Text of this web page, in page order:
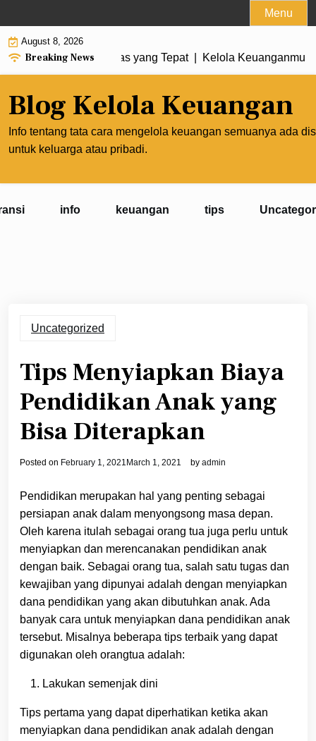
to
content
Menu
August 8, 2026
Breaking News
Membuat Prioritas yang Tepat |Kelola Keuanganmu
Blog Kelola Keuangan
Info tentang tata cara mengelola keuangan semuanya ada
untuk keluarga atau pribadi.
info keuangan tips
Uncategorized
Tips Menyiapkan Biaya
Pendidikan Anak yang
Bisa Diterapkan
Posted on February 1, 2021 March 1, 2021 by admin
Pendidikan merupakan hal yang penting sebagai
persiapan anak dalam menyongsong masa depan.
Oleh karena itulah sebagai orang tua juga perlu untuk
menyiapkan dan merencanakan pendidikan anak
dengan baik. Sebagai orang tua, salah satu tugas dan
kewajiban yang dipunyai adalah dengan menyiapkan
dana pendidikan yang akan dibutuhkan anak. Ada
banyak cara untuk menyiapkan dana pendidikan anak
tersebut. Misalnya beberapa tips terbaik yang dapat
digunakan oleh orangtua adalah:
Lakukan semenjak dini
Tips pertama yang dapat diperhatikan ketika akan
menyiapkan dana pendidikan anak adalah dengan